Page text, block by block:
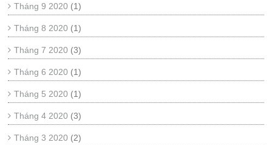
Tháng 9 2020 (1)
Tháng 8 2020 (1)
Tháng 7 2020 (3)
Tháng 6 2020 (1)
Tháng 5 2020 (1)
Tháng 4 2020 (3)
Tháng 3 2020 (2)